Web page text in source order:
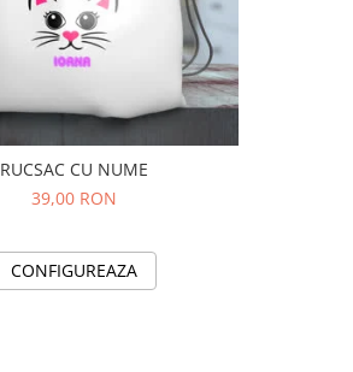
RUCSAC CU NUME
39,00 RON
CONFIGUREAZA